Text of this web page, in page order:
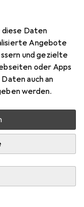
diese Daten
Angebote
und gezielte
oder Apps
auch an
werden.